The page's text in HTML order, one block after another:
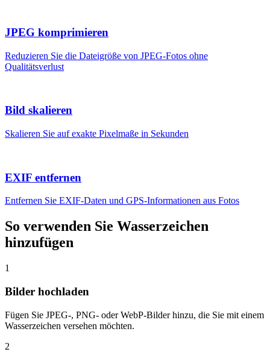
JPEG komprimieren
Reduzieren Sie die Dateigröße von JPEG-Fotos ohne
Qualitätsverlust
Bild skalieren
Skalieren Sie auf exakte Pixelmaße in Sekunden
EXIF entfernen
Entfernen Sie EXIF-Daten und GPS-Informationen aus Fotos
So verwenden Sie Wasserzeichen
hinzufügen
1
Bilder hochladen
Fügen Sie JPEG-, PNG- oder WebP-Bilder hinzu, die Sie mit einem
Wasserzeichen versehen möchten.
2